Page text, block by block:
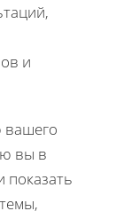
и
вашего
вы в